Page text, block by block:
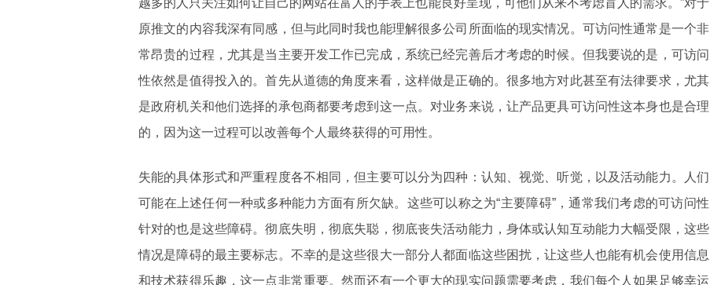
越多的人只关注如何让自己的网站在富人的手表上也能良好呈现，可他们从来不考虑盲人的需求。”对于
原推文的内容我深有同感，但与此同时我也能理解很多公司所面临的现实情况。可访问性通常是一个非
常昂贵的过程，尤其是当主要开发工作已完成，系统已经完善后才考虑的时候。但我要说的是，可访问
性依然是值得投入的。首先从道德的角度来看，这样做是正确的。很多地方对此甚至有法律要求，尤其
是政府机关和他们选择的承包商都要考虑到这一点。对业务来说，让产品更具可访问性这本身也是合理
的，因为这一过程可以改善每个人最终获得的可用性。
失能的具体形式和严重程度各不相同，但主要可以分为四种：认知、视觉、听觉，以及活动能力。人们
可能在上述任何一种或多种能力方面有所欠缺。这些可以称之为“主要障碍”，通常我们考虑的可访问性
针对的也是这些障碍。彻底失明，彻底失聪，彻底丧失活动能力，身体或认知互动能力大幅受限，这些
情况是障碍的最主要标志。不幸的是这些很大一部分人都面临这些困扰，让这些人也能有机会使用信息
和技术获得乐趣，这一点非常重要。然而还有一个更大的现实问题需要考虑，我们每个人如果足够幸运